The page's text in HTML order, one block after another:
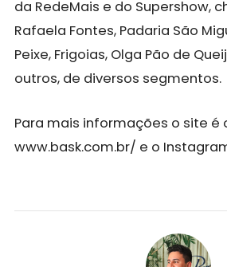
da RedeMais e do Supershow,
Rafaela Fontes, Padaria São
Peixe, Frigoias, Olga Pão de
outros, de diversos segmentos.
Para mais informações o site é
www.bask.com.br/ e o